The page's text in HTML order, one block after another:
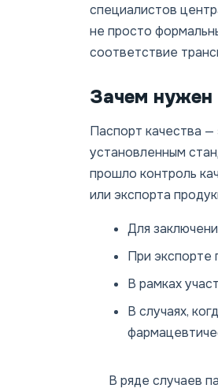
специалистов
не просто
соответствие
Зачем нужен
Паспорт качества
установленным
прошло контроль
или экспорта
Для
При экспорте
В рамках
В случаях,
В ряде случаев